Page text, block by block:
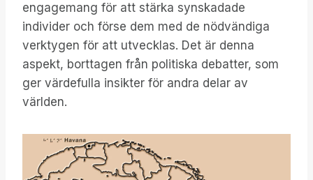
engagemang för att stärka synskadade
individer och förse dem med de nödvändiga
verktygen för att utvecklas. Det är denna
aspekt, borttagen från politiska debatter, som
ger värdefulla insikter för andra delar av
världen.